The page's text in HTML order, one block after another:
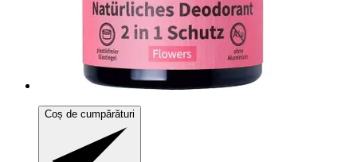
Coș de cumpărături